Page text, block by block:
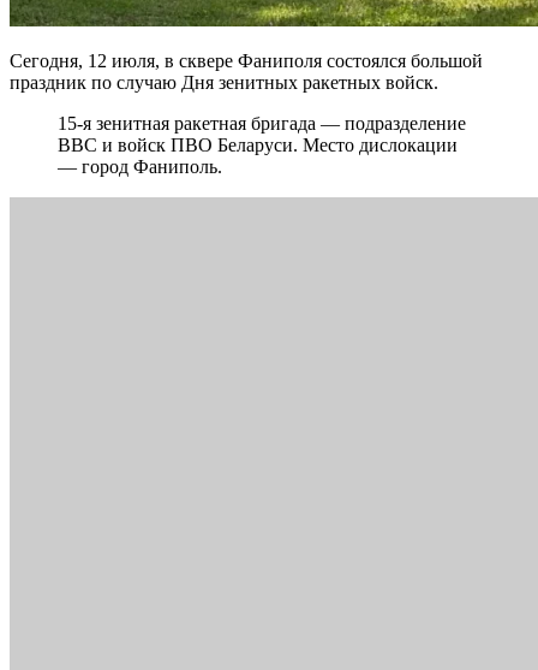
Сегодня, 12 июля, в сквере Фаниполя состоялся большой
праздник по случаю Дня зенитных ракетных войск.
15-я зенитная ракетная бригада — подразделение
ВВС и войск ПВО Беларуси. Место дислокации
— город Фаниполь.